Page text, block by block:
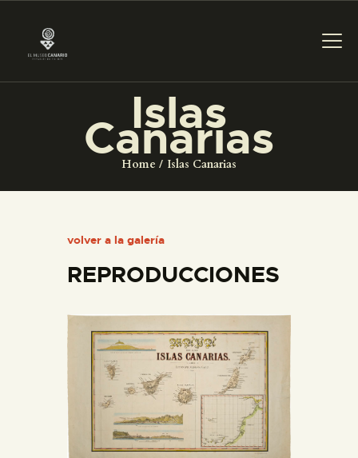
Islas
Canarias
Home Islas Canarias
PREPARAR LA VISITA
EL MUSEO
DIDÁCTICA
ESPAÑOL
volver a la galería
REPRODUCCIONES